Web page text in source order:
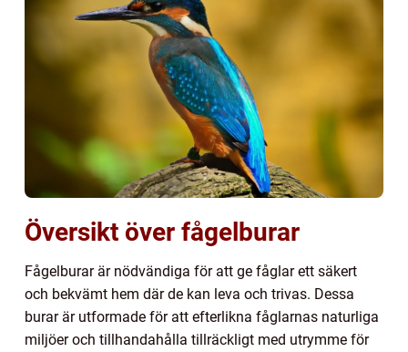
Översikt över fågelburar
Fågelburar är nödvändiga för att ge fåglar ett säkert
och bekvämt hem där de kan leva och trivas. Dessa
burar är utformade för att efterlikna fåglarnas naturliga
miljöer och tillhandahålla tillräckligt med utrymme för